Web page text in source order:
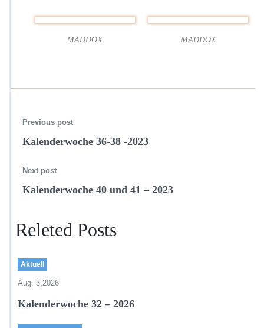
–
0
MADDOX MADDOX
Previous post
Kalenderwoche 36-38 -2023
Next post
Kalenderwoche 40 und 41 – 2023
Releted Posts
Aktuell
Aug. 3,2026
Kalenderwoche 32 – 2026